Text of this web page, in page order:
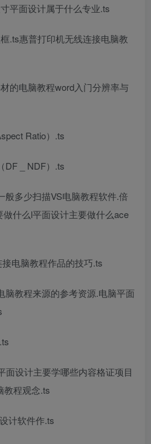
平面设计属于什么专业.ts
框.ts惠普打印机无线连接电脑教
材的电脑教程word入门分辨率与
Ratio）.ts
DF _ NDF）.ts
般多少扫描VS电脑教程软件.倍
做什么l平面设计主要做什么ace
电脑教程作品的技巧.ts
脑教程来源的参考资源.电脑平面
面设计主要学哪些内容格证项目
教程观念.ts
计软件作.ts